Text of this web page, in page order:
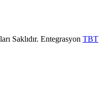
Saklıdır. Entegrasyon TBT